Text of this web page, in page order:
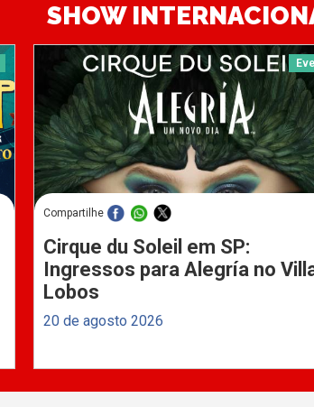
SHOW
Compartilhe
Cirque du Soleil em SP:
Ingressos para Alegría no
Lobos
20 de agosto 2026